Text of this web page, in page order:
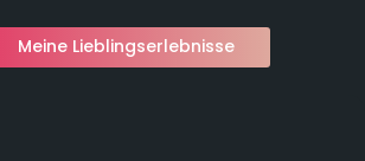
Meine Lieblingserlebnisse